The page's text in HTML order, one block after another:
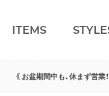
ITEMS
《 お盆期間中も、休まず営